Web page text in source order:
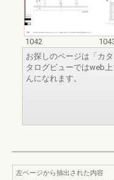
1042
お探しのページは「カ
タログビューではweb
んになれます。
左ページから抽出された内容